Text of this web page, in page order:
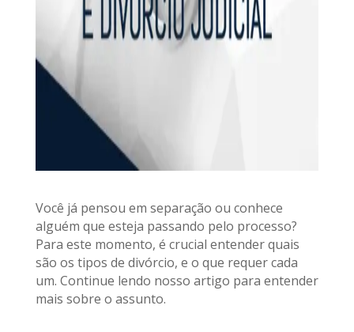
Você já pensou em separação ou conhece
alguém que esteja passando pelo processo?
Para este momento, é crucial entender quais
são os tipos de divórcio, e o que requer cada
um. Continue lendo nosso artigo para entender
mais sobre o assunto.